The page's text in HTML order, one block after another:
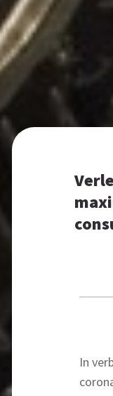
In